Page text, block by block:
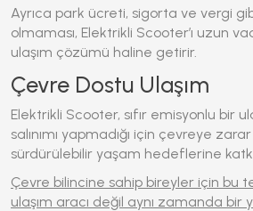
Ayrıca park ücreti, sigorta ve vergi
olmaması, Elektrikli Scooter’ı uzun
ulaşım çözümü haline getirir.
Çevre Dostu Ulaşım
Elektrikli Scooter, sıfır emisyonlu bir
salınımı yapmadığı için çevreye
sürdürülebilir yaşam hedeflerine
Çevre bilincine sahip bireyler için bu
ulaşım aracı değil aynı zamanda bir